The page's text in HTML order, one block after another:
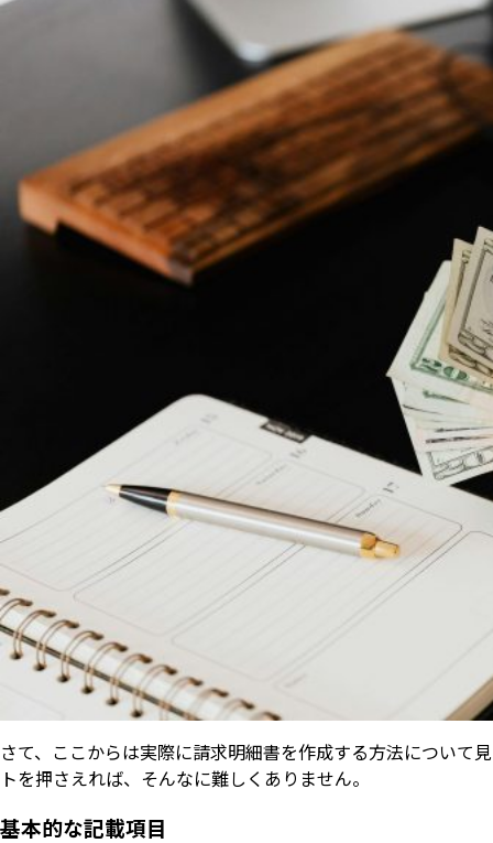
さて、ここからは実際に請求明細書を作成する方法につい
トを押さえれば、そんなに難しくありません。
基本的な記載項目